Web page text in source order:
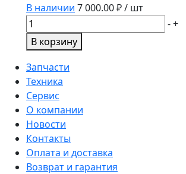
В наличии 7 000.00₽ / шт
Количество
товара
Рычаг
700А.46.28.097
завод
ПОКОВКА
-+
В корзину
Запчасти
Техника
Сервис
О компании
Новости
Контакты
Оплата и доставка
Возврат и гарантия